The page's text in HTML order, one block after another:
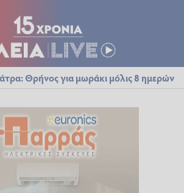
Θρήνος για μωράκι μόλις 8 ημερών